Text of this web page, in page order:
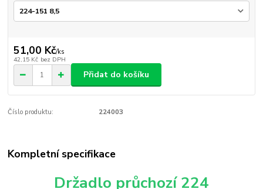
51,00 Kč/ks
42,15 Kč bez DPH
Přidat do košíku
Číslo produktu: 224003
Kompletní specifikace
Držadlo průchozí 224